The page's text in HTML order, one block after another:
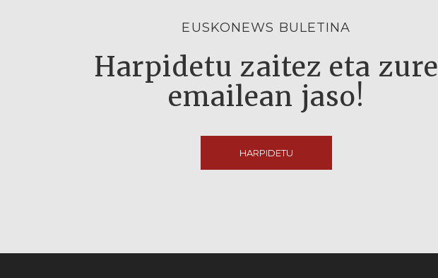
EUSKONEWS BULETINA
Harpidetu zaitez eta zure
emailean jaso!
HARPIDETU